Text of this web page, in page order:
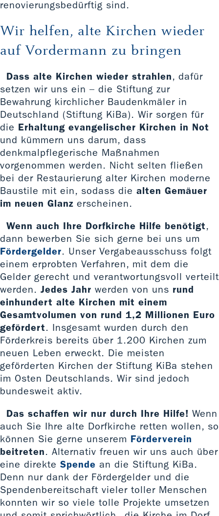
renovierungsbedürftig sind.
Wir helfen, alte Kirchen wieder
auf Vordermann zu bringen
Dass alte Kirchen wieder strahlen, dafür
setzen wir uns ein – die Stiftung zur
Bewahrung kirchlicher Baudenkmäler in
Deutschland (Stiftung KiBa). Wir sorgen für
die Erhaltung evangelischer Kirchen in Not
und kümmern uns darum, dass
denkmalpflegerische Maßnahmen
vorgenommen werden. Nicht selten fließen
bei der Restaurierung alter Kirchen moderne
Baustile mit ein, sodass die alten Gemäuer
im neuen Glanz erscheinen.
Wenn auch Ihre Dorfkirche Hilfe benötigt,
dann bewerben Sie sich gerne bei uns um
Fördergelder. Unser Vergabeausschuss folgt
einem erprobten Verfahren, mit dem die
Gelder gerecht und verantwortungsvoll verteilt
werden. Jedes Jahr werden von uns rund
einhundert alte Kirchen mit einem
Gesamtvolumen von rund 1,2 Millionen Euro
gefördert. Insgesamt wurden durch den
Förderkreis bereits über 1.200 Kirchen zum
neuen Leben erweckt. Die meisten
geförderten Kirchen der Stiftung KiBa stehen
im Osten Deutschlands. Wir sind jedoch
bundesweit aktiv.
Das schaffen wir nur durch Ihre Hilfe! Wenn
auch Sie Ihre alte Dorfkirche retten wollen, so
können Sie gerne unserem Förderverein
beitreten. Alternativ freuen wir uns auch über
eine direkte Spende an die Stiftung KiBa.
Denn nur dank der Fördergelder und die
Spendenbereitschaft vieler toller Menschen
konnten wir so viele tolle Projekte umsetzen